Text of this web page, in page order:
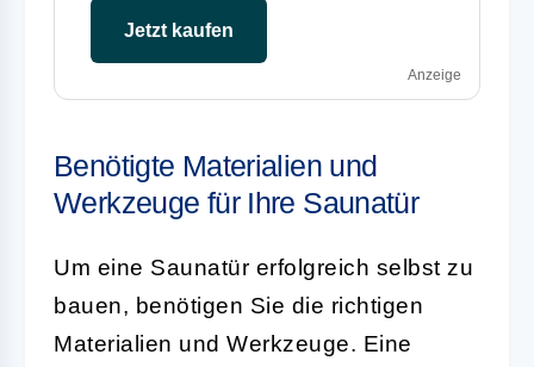
Jetzt kaufen
Anzeige
Benötigte Materialien und
Werkzeuge für Ihre Saunatür
Um eine Saunatür erfolgreich selbst zu
bauen, benötigen Sie die richtigen
Materialien und Werkzeuge. Eine